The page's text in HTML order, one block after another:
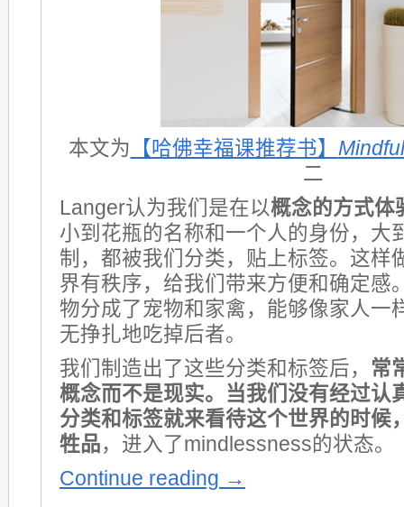
本文为 【哈佛幸福课推荐书】
二
Langer认为我们是在以概念的方式体
小到花瓶的名称和一个人的身份，大
制，都被我们分类，贴上标签。这样
界有秩序，给我们带来方便和确定感
物分成了宠物和家禽，能够像家人一
无挣扎地吃掉后者。
我们制造出了这些分类和标签后， 常
概念而不是现实。当我们没有经过认
分类和标签就来看待这个世界的时候
牲品 ，进入了mindlessness的状态。
Continue reading →